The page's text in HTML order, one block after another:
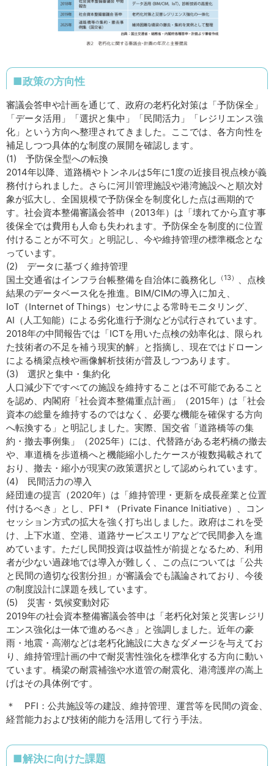
■政策の方向性
審議会答申や計画を通じて、政府の老朽化対策は「予防保全」
「データ活用」「選択と集中」「民間活力」「レジリエンス強
化」という方向へ整理されてきました。ここでは、各方向性を
補足しつつ具体的な制度の展開を確認します。
(1) 予防保全型への転換
2014年以降、道路橋やトンネルは5年に1度の近接目視点検が義
務付けられました。さらに河川管理施設や港湾施設へと順次対
象が拡大し、全国規模で予防保全を制度化した点は画期的で
す。社会資本整備審議会答申（2013年）は「壊れてから直す事
後保全では費用も人命も失われます。予防保全を制度的に位置
付けることが不可欠」と明記し、今や維持管理の標準概念とな
っています。
(2) データに基づく維持管理
国土交通省はインフラ台帳整備を自治体に義務化し
（13）
、点検
結果のデータベース化を推進。BIM/CIMの導入に加え、
IoT（Internet of Things）センサによる常時モニタリング、
AI（人工知能）による劣化進行予測などが試行されています。
2018年の中間報告では「ICTを用いた点検の効率化は、限られ
た技術者の不足を補う現実的解」と指摘し、現在ではドローン
による橋梁点検や画像解析技術が普及しつつあります。
(3) 選択と集中・集約化
人口減少下ですべての施設を維持することは不可能であること
を認め、内閣府「社会資本整備重点計画」（2015年）は「社会
資本の総量を維持するのではなく、必要な機能を確保する方向
へ転換する」と明記しました。実際、国交省「道路橋等の集
約・撤去事例集」（2025年）には、代替路がある老朽橋の撤去
や、車道橋を歩道橋へと機能縮小したケースが複数掲載されて
おり、撤去・縮小が現実の政策選択として認められています。
(4) 民間活力の導入
経団連の提言（2020年）は「維持管理・更新を成長産業と位置
付けるべき」とし、PFI＊（Private Finance Initiative）、コン
セッション方式の拡大を強く打ち出しました。政府はこれを受
け、上下水道、空港、道路サービスエリアなどで民間参入を進
めています。ただし民間投資は収益性が前提となるため、利用
者が少ない過疎地では導入が難しく、この点については「公共
と民間の適切な役割分担」が審議会でも議論されており、今後
の制度設計に課題を残しています。
(5) 災害・気候変動対応
2019年の社会資本整備審議会答申は「老朽化対策と災害レジリ
エンス強化は一体で進めるべき」と強調しました。近年の豪
雨・地震・高潮などは老朽化施設に大きなダメージを与えてお
り、維持管理計画の中で耐災害性強化を標準化する方向に動い
ています。橋梁の耐震補強や水道管の耐震化、港湾護岸の嵩上
げはその具体例です。
＊ PFI：公共施設等の建設、維持管理、運営等を民間の資金、
経営能力および技術的能力を活用して行う手法。
■解決に向けた課題